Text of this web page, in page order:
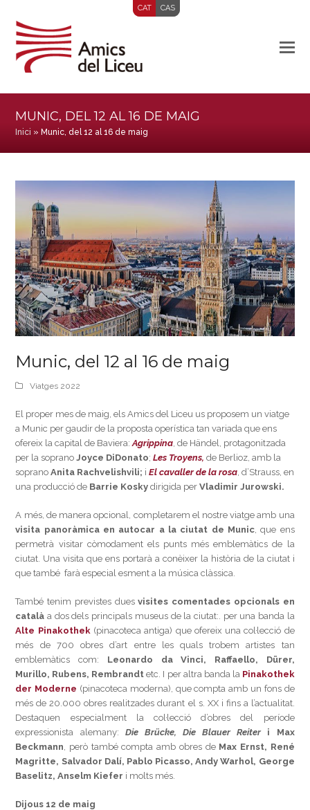
CAT CAS
MUNIC, DEL 12 AL 16 DE MAIG
Inici » Munic, del 12 al 16 de maig
Munic, del 12 al 16 de maig
Viatges 2022
El proper mes de maig, els Amics del Liceu us proposem un viatge
a Munic per gaudir de la proposta operística tan variada que ens
ofereix la capital de Baviera:Agrippina , de Händel, protagonitzada
per la sopranoJoyce DiDonato; Les Troyens,de Berlioz, amb la
sopranoAnita Rachvelishvili; iEl cavaller de la rosa , d’Strauss, en
una producció de Barrie Kosky dirigida perVladimir Jurowski.
A més, de manera opcional, completarem el nostre viatge amb una
visita panoràmica en autocar a la ciutat de Munic, que ens
permetrà visitar còmodament els punts més emblemàtics de la
ciutat. Una visita que ens portarà a conèixer la història de la ciutat i
que també farà especial esment a la música clàssica.
També tenim previstes duesvisites comentades opcionals en
català a dos dels principals museus de la ciutat:. per una banda la
Alte Pinakothek (pinacoteca antiga) que ofereix una col·lecció de
més de 700 obres d’art entre les quals trobem artistes tan
emblemàtics com: Leonardo da Vinci, Raffaello, Dürer,
Murillo, Rubens, Rembrandt etc. I per altra banda la Pinakothek
der Moderne (pinacoteca moderna), que compta amb un fons de
més de 20.000 obres realitzades durant el s. XX i fins a l’actualitat.
Destaquen especialment la col·lecció d’obres del període
expressionista alemany: Die Brücke, Die Blauer Reiteri Max
Beckmann , però també compta amb obres de Max Ernst, René
Magritte, Salvador Dalí, Pablo Picasso, Andy Warhol, George
Baselitz, Anselm Kiefer i molts més.
Dijous 12 de maig